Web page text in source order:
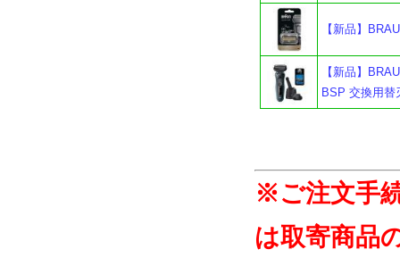
【新品】
【新品】
BSP 交換用替
※ご注文手
は取寄商品